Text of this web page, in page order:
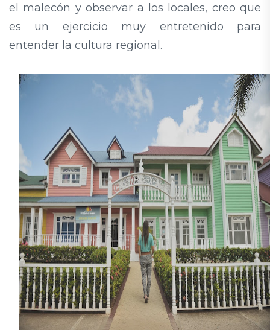
el malecón y observar a los locales, creo que
es un ejercicio muy entretenido para
entender la cultura regional.